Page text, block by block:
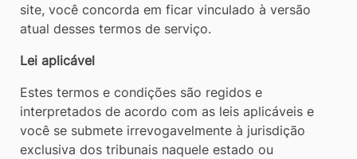
site, você concorda em ficar vinculado à versão
atual desses termos de serviço.
Lei aplicável
Estes termos e condições são regidos e
interpretados de acordo com as leis aplicáveis e
você se submete irrevogavelmente à jurisdição
exclusiva dos tribunais naquele estado ou